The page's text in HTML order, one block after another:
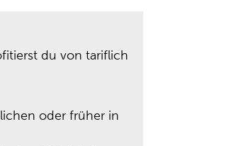
du von tariflich
oder früher in